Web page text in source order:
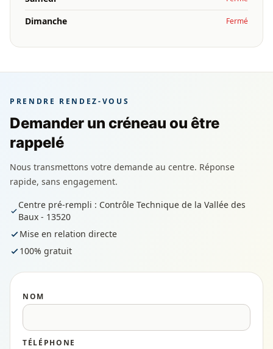
Dimanche Fermé
PRENDRE RENDEZ-VOUS
Demander un créneau ou être
rappelé
Nous transmettons votre demande au centre. Réponse
rapide, sans engagement.
Centre pré-rempli : Contrôle Technique de la Vallée des
Baux - 13520
Mise en relation directe
100% gratuit
NOM
TÉLÉPHONE